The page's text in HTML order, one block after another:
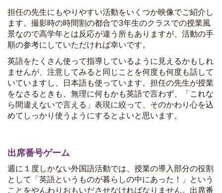
担任の先生にもやりやすい活動をいくつか映像でご紹介し
ます。撮影時の時間割の都合で3年生のクラスでの授業風
景なので高学年とは反応が違う所もありますが、活動の手
順の参考にしていただければ幸いです。
英語をたくさん使って指導しているように見えるかもしれ
ませんが、注意してみると同じことを何度も何度も話して
いていますし、日本語も使っています。担任の先生が授業
をなさるときも、無理に何もかも英語で言わず、「これな
ら間違えないで言える」表現に絞って、そのかわり心を込
めてしっかり使うようにするとよいと思います。
出席番号ゲーム
週に１度しかない外国語活動では、授業の導入部分の役割
として「英語というものが暮らしの中にあった！」という
ことをやんわりおもいださせなければなりません。出席番